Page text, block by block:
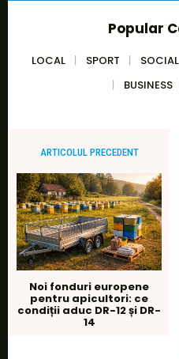
Popular
LOCAL SPORT SOCIAL
BUSINESS
ARTICOLUL PRECEDENT
Noi fonduri europene
pentru apicultori: ce
condiții aduc DR-12 și DR-
14